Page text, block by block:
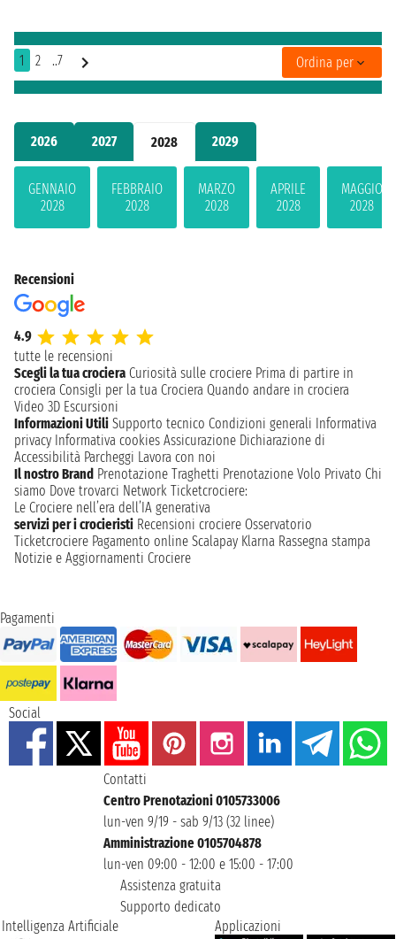
2026 2027 2028 2029
GENNAIO
2028
FEBBRAIO
2028
MARZO
2028
APRILE
2028
MAGGIO
2028
1 2 ..7 Ordina per
Recensioni
4.9
tutte le recensioni
Scegli la tua crociera Curiosità sulle crociere Prima di partire in
crociera Consigli per la tua Crociera Quando andare in crociera
Video 3D Escursioni
Informazioni Utili Supporto tecnico Condizioni generali Informativa
privacy Informativa cookies Assicurazione Dichiarazione di
Accessibilità Parcheggi Lavora con noi
Il nostro Brand Prenotazione Traghetti Prenotazione Volo Privato Chi
siamo Dove trovarci Network Ticketcrociere:
Le Crociere nell’era dell’IA generativa
servizi per i crocieristi Recensioni crociere Osservatorio
Ticketcrociere Pagamento online Scalapay Klarna Rassegna stampa
Notizie e Aggiornamenti Crociere
Pagamenti
Social
Contatti
Centro Prenotazioni 0105733006
lun-ven 9/19 - sab 9/13 (32 linee)
Amministrazione 0105704878
lun-ven 09:00 - 12:00 e 15:00 - 17:00
Assistenza gratuita
Supporto dedicato
Intelligenza Artificiale
Applicazioni